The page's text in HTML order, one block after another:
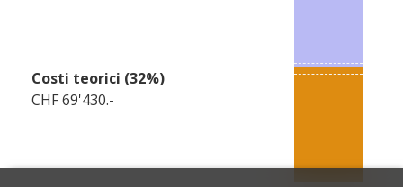
Costi teorici (32%)
CHF 69'430.-